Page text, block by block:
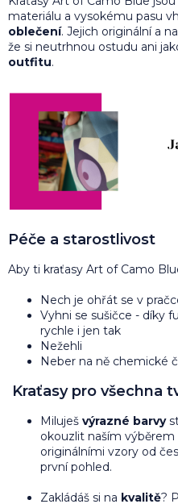
materiálu a vysokému pasu
oblečení. Jejich originální a
že si neutrhnou ostudu ani
outfitu.
Péče a starostlivost
Aby ti kraťasy Art of Camo
Nech je ohřát se v
Vyhni se sušičce - díky
rychle i jen tak
Nežehli
Neber na ně chemické
Kraťasy pro všechna
Miluješ výrazné barvy
okouzlit naším výběrem
originálními vzory od
první pohled.
Zakládáš si na kvalitě?